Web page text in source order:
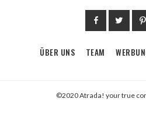
ÜBER UNS TEAM
©2020 Atrada! your true